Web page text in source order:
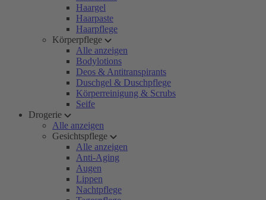
Haargel
Haarpaste
Haarpflege
Körperpflege
Alle anzeigen
Bodylotions
Deos & Antitranspirants
Duschgel & Duschpflege
Körperreinigung & Scrubs
Seife
Drogerie
Alle anzeigen
Gesichtspflege
Alle anzeigen
Anti-Aging
Augen
Lippen
Nachtpflege